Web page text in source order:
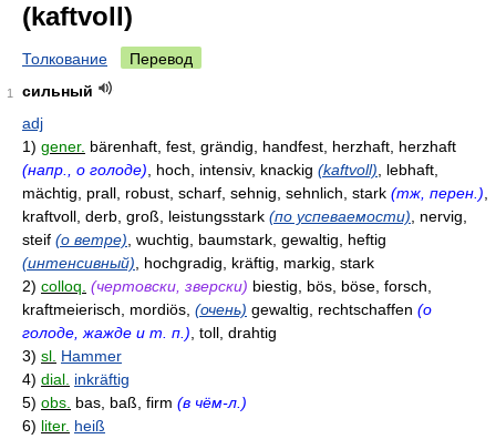
(kaftvoll)
Толкование Перевод
1
сильный
adj
1) gener. bärenhaft, fest, grändig, handfest, herzhaft, herzhaft
(напр., о голоде) , hoch, intensiv, knackig (kaftvoll) , lebhaft,
mächtig, prall, robust, scharf, sehnig, sehnlich, stark (тж, перен.)
kraftvoll, derb, groß, leistungsstark (по успеваемости) , nervig,
steif (о ветре) , wuchtig, baumstark, gewaltig, heftig
(интенсивный) , hochgradig, kräftig, markig, stark
2) colloq. (чертовски, зверски) biestig, bös, böse, forsch,
kraftmeierisch, mordiös, (очень) gewaltig, rechtschaffen (о
голоде, жажде и т. п.) , toll, drahtig
3) sl. Hammer
4) dial. inkräftig
5) obs. bas, baß, firm (в чём-л.)
6) liter. heiß